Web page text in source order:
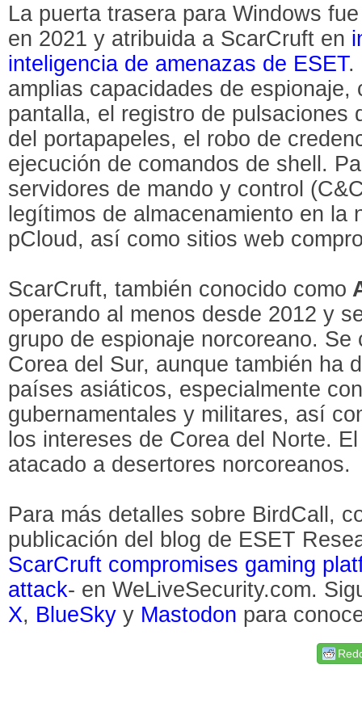
La puerta trasera para Windows
en 2021 y atribuida a ScarCruft en
inteligencia de amenazas de ESET.
amplias capacidades de espionaje,
pantalla, el registro de pulsaciones
del portapapeles, el robo de
ejecución de comandos de shell.
servidores de mando y control
legítimos de almacenamiento en la
pCloud, así como sitios web
ScarCruft, también conocido como
operando al menos desde 2012 y
grupo de espionaje norcoreano.
Corea del Sur, aunque también ha
países asiáticos, especialmente
gubernamentales y militares, así
los intereses de Corea del Norte.
atacado a desertores norcoreanos.
Para más detalles sobre BirdCall,
publicación del blog de ESET
ScarCruft compromises gaming
attack- en WeLiveSecurity.com.
X, BlueSky y Mastodon para